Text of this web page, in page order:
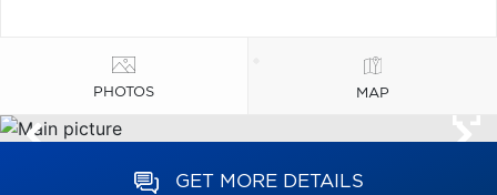
PHOTOS MAP
GET MORE DETAILS